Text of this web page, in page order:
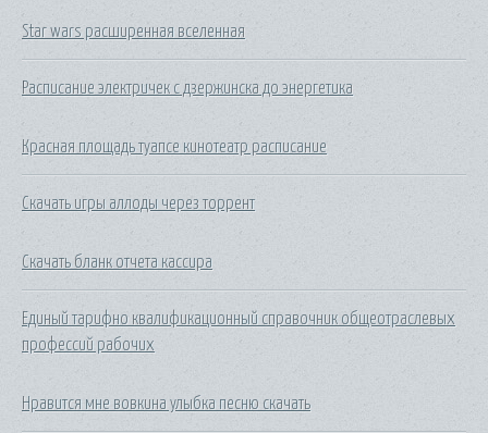
Star wars расширенная вселенная
Расписание электричек с дзержинска до энергетика
Красная площадь туапсе кинотеатр расписание
Скачать игры аллоды через торрент
Скачать бланк отчета кассира
Единый тарифно квалификационный справочник общеотраслевых
профессий рабочих
Нравится мне вовкина улыбка песню скачать